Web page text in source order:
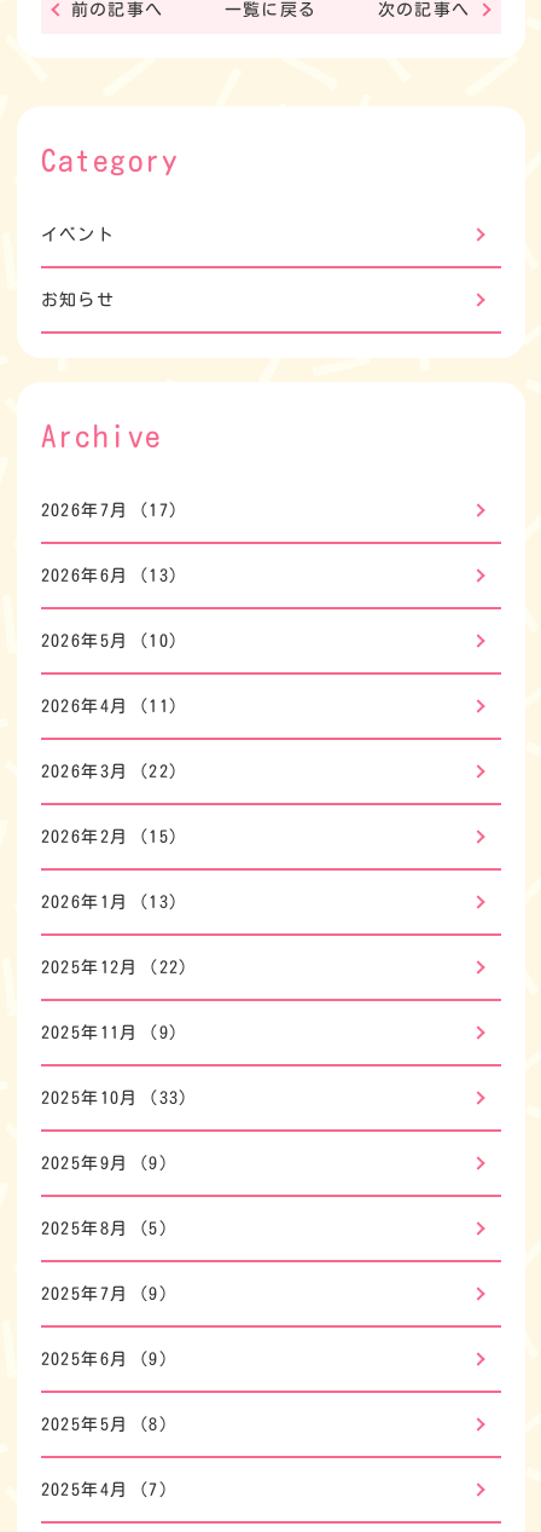
前の記事へ 一覧に戻る 次の記事へ
Category
イベント
お知らせ
Archive
2026年7月 (17)
2026年6月 (13)
2026年5月 (10)
2026年4月 (11)
2026年3月 (22)
2026年2月 (15)
2026年1月 (13)
2025年12月 (22)
2025年11月 (9)
2025年10月 (33)
2025年9月 (9)
2025年8月 (5)
2025年7月 (9)
2025年6月 (9)
2025年5月 (8)
2025年4月 (7)